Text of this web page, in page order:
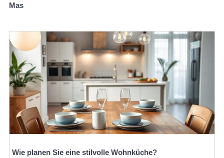
Mas
Wie planen Sie eine stilvolle Wohnküche?